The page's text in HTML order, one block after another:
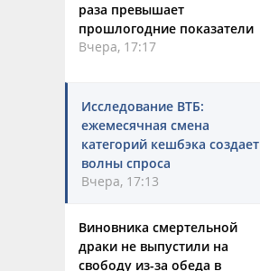
раза превышает
прошлогодние показатели
Вчера, 17:17
Исследование ВТБ:
ежемесячная смена
категорий кешбэка создает
волны спроса
Вчера, 17:13
Виновника смертельной
драки не выпустили на
свободу из-за обеда в